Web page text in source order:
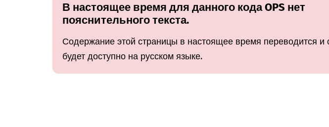
В настоящее время для данного кода OPS нет
пояснительного текста.
Содержание этой страницы в настоящее время переводится и
будет доступно на русском языке.